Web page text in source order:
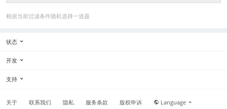
根据当前过滤条件随机选择一道题
状态
开发
支持
关于 联系我们 隐私 服务条款 版权申诉 Language